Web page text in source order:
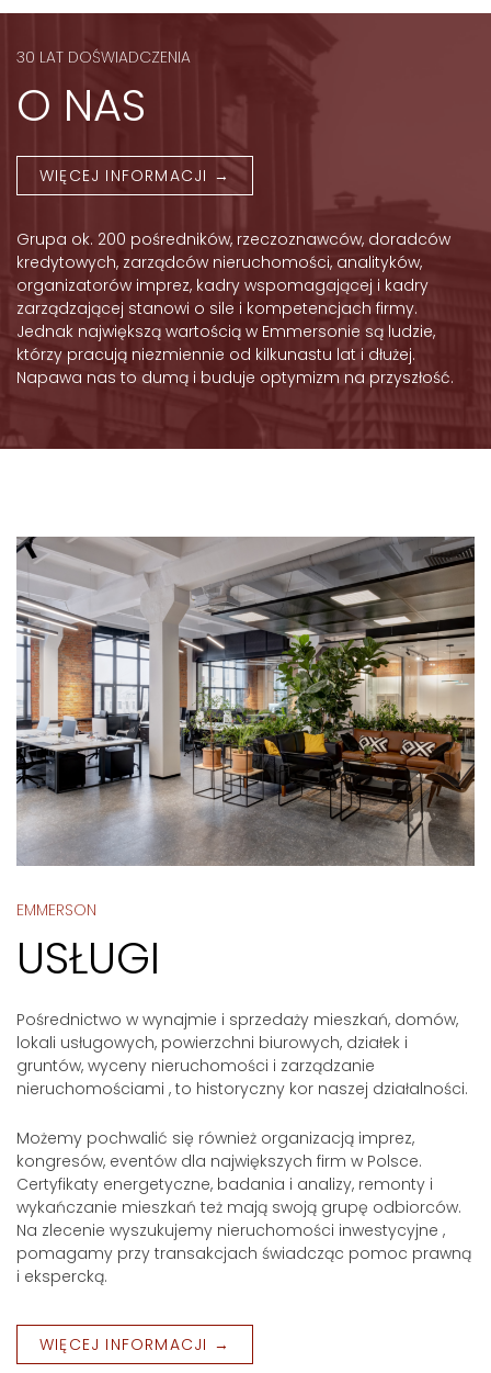
30 LAT DOŚWIADCZENIA
O NAS
WIĘCEJ INFORMACJI →
Grupa ok. 200 pośredników, rzeczoznawców, doradców
kredytowych, zarządców nieruchomości, analityków,
organizatorów imprez, kadry wspomagającej i kadry
zarządzającej stanowi o sile i kompetencjach firmy.
Jednak największą wartością w Emmersonie są ludzie,
którzy pracują niezmiennie od kilkunastu lat i dłużej.
Napawa nas to dumą i buduje optymizm na przyszłość.
EMMERSON
USŁUGI
Pośrednictwo w wynajmie i sprzedaży mieszkań, domów,
lokali usługowych, powierzchni biurowych, działek i
gruntów, wyceny nieruchomości i zarządzanie
nieruchomościami , to historyczny kor naszej działalności.
Możemy pochwalić się również organizacją imprez,
kongresów, eventów dla największych firm w Polsce.
Certyfikaty energetyczne, badania i analizy, remonty i
wykańczanie mieszkań też mają swoją grupę odbiorców.
Na zlecenie wyszukujemy nieruchomości inwestycyjne ,
pomagamy przy transakcjach świadcząc pomoc prawną
i ekspercką.
WIĘCEJ INFORMACJI →